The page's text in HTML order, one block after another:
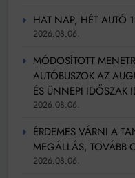
HAT NAP, HÉT AUTÓ
2026.08.06.
MÓDOSÍTOTT
AUTÓBUSZOK AZ
ÉS ÜNNEPI IDŐSZAK
2026.08.06.
ÉRDEMES VÁRNI A
MEGÁLLÁS, TOVÁBB
2026.08.06.